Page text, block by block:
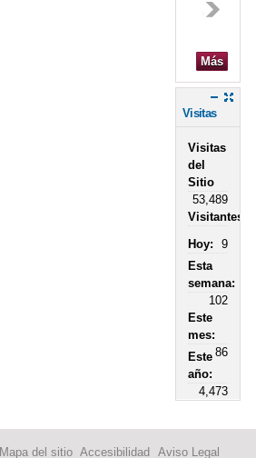
Más
Visitas
Visitas
del
Sitio
53,489
Visitantes
Hoy:
9
Esta
semana:
102
Este
mes:
86
Este
año:
4,473
Mapa del sitio Accesibilidad Aviso Legal